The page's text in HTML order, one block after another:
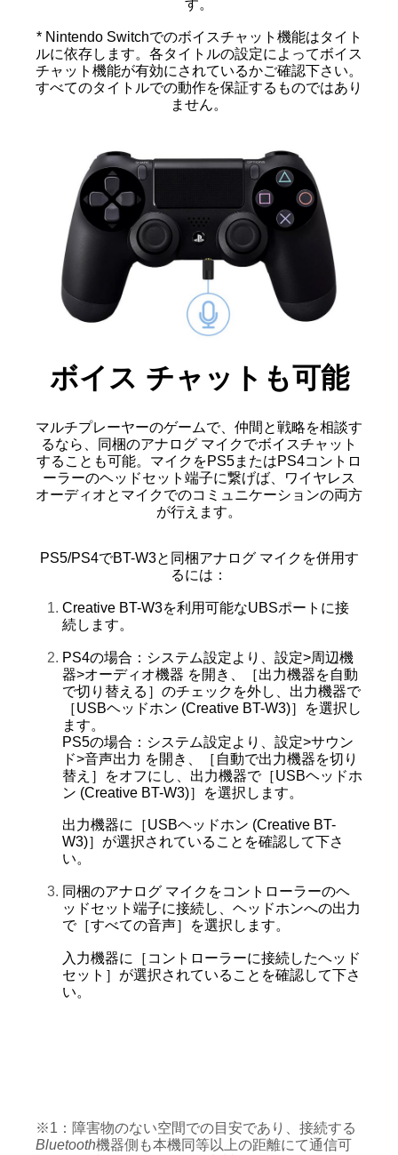
す。
* Nintendo Switchでのボイスチャット機能はタイト
ルに依存します。各タイトルの設定によってボイス
チャット機能が有効にされているかご確認下さい。
すべてのタイトルでの動作を保証するものではあり
ません。
ボイス チャットも可能
マルチプレーヤーのゲームで、仲間と戦略を相談す
るなら、同梱のアナログ マイクでボイスチャット
することも可能。マイクをPS5またはPS4コントロ
ーラーのヘッドセット端子に繋げば、ワイヤレス
オーディオとマイクでのコミュニケーションの両方
が行えます。
PS5/PS4でBT-W3と同梱アナログ マイクを併用す
るには：
Creative BT-W3を利用可能なUBSポートに接
続します。
PS4の場合：システム設定より、設定>周辺機
器>オーディオ機器 を開き、［出力機器を自動
で切り替える］のチェックを外し、出力機器で
［USBヘッドホン (Creative BT-W3)］を選択し
ます。
PS5の場合：システム設定より、設定>サウン
ド>音声出力 を開き、［自動で出力機器を切り
替え］をオフにし、出力機器で［USBヘッドホ
ン (Creative BT-W3)］を選択します。
出力機器に［USBヘッドホン (Creative BT-
W3)］が選択されていることを確認して下さ
い。
同梱のアナログ マイクをコントローラーのヘ
ッドセット端子に接続し、ヘッドホンへの出力
で［すべての音声］を選択します。
入力機器に［コントローラーに接続したヘッド
セット］が選択されていることを確認して下さ
い。
※1：障害物のない空間での目安であり、接続する
Bluetooth機器側も本機同等以上の距離にて通信可